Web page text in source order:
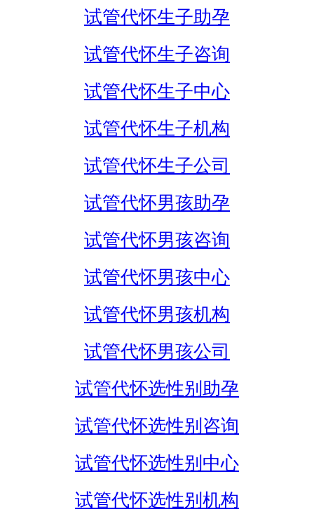
试管代怀生子助孕
试管代怀生子咨询
试管代怀生子中心
试管代怀生子机构
试管代怀生子公司
试管代怀男孩助孕
试管代怀男孩咨询
试管代怀男孩中心
试管代怀男孩机构
试管代怀男孩公司
试管代怀选性别助孕
试管代怀选性别咨询
试管代怀选性别中心
试管代怀选性别机构